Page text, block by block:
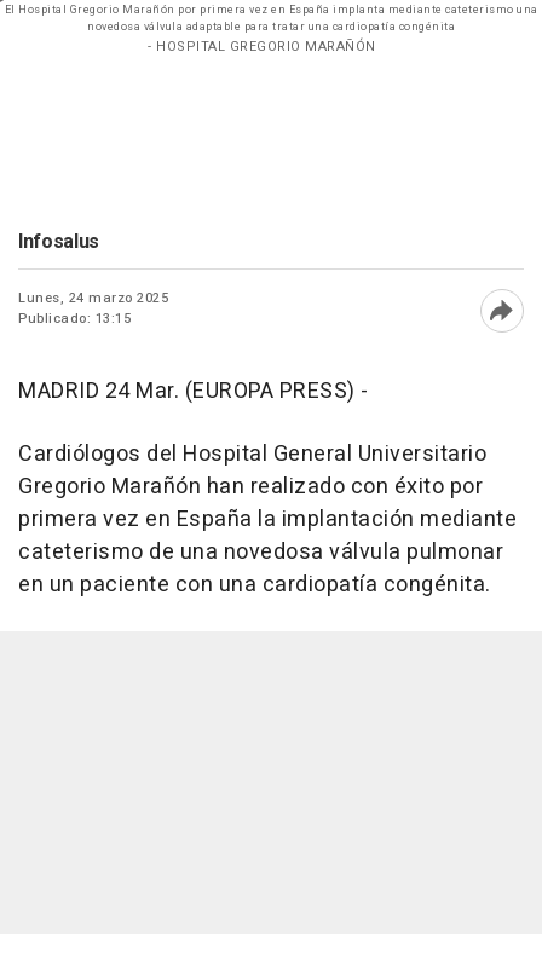
El Hospital Gregorio Marañón por primera vez en España implanta mediante cateterismo una
novedosa válvula adaptable para tratar una cardiopatía congénita
- HOSPITAL GREGORIO MARAÑÓN
Infosalus
Lunes, 24 marzo 2025
Publicado: 13:15
MADRID 24 Mar. (EUROPA PRESS) -
Cardiólogos del Hospital General Universitario
Gregorio Marañón han realizado con éxito por
primera vez en España la implantación mediante
cateterismo de una novedosa válvula pulmonar
en un paciente con una cardiopatía congénita.